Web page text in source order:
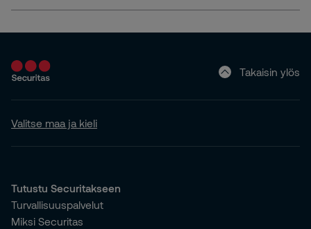
Avoimet työpaikat -sivulla
Takaisin ylös
Valitse maa ja kieli
Tutustu Securitakseen
Turvallisuuspalvelut
Miksi Securitas